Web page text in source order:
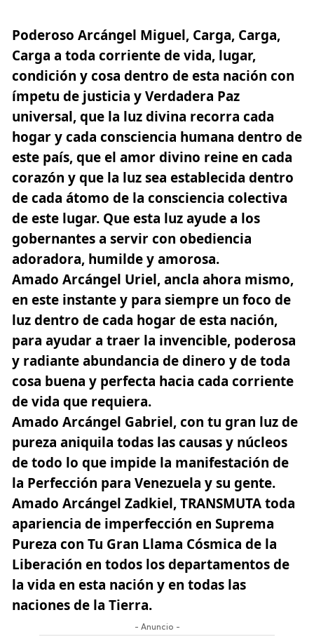
Poderoso Arcángel Miguel, Carga, Carga,
Carga a toda corriente de vida, lugar,
condición y cosa dentro de esta nación con
ímpetu de justicia y Verdadera Paz
universal, que la luz divina recorra cada
hogar y cada consciencia humana dentro de
este país, que el amor divino reine en cada
corazón y que la luz sea establecida dentro
de cada átomo de la consciencia colectiva
de este lugar. Que esta luz ayude a los
gobernantes a servir con obediencia
adoradora, humilde y amorosa.
Amado Arcángel Uriel, ancla ahora mismo,
en este instante y para siempre un foco de
luz dentro de cada hogar de esta nación,
para ayudar a traer la invencible, poderosa
y radiante abundancia de dinero y de toda
cosa buena y perfecta hacia cada corriente
de vida que requiera.
Amado Arcángel Gabriel,con tu gran luz de
pureza aniquila todas las causas y núcleos
de todo lo que impide la manifestación de
la Perfección para Venezuela y su gente.
Amado Arcángel Zadkiel, TRANSMUTA toda
apariencia de imperfección en Suprema
Pureza con Tu Gran Llama Cósmica de la
Liberación en todos los departamentos de
la vida en esta nación y en todas las
naciones de la Tierra.
- Anuncio -